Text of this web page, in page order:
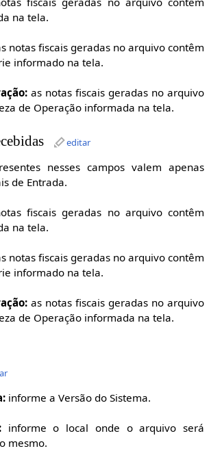
na tela.
notas fiscais geradas no arquivo contêm
informado na tela.
as notas fiscais geradas no arquivo
de Operação informada na tela.
editar
nesses campos valem apenas
de Entrada.
fiscais geradas no arquivo contêm
na tela.
notas fiscais geradas no arquivo contêm
informado na tela.
as notas fiscais geradas no arquivo
de Operação informada na tela.
informe a Versão do Sistema.
informe o local onde o arquivo será
mesmo.